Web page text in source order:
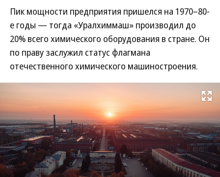
Пик мощности предприятия пришелся на 1970–80-
е годы — тогда «Уралхиммаш» производил до
20% всего химического оборудования в стране. Он
по праву заслужил статус флагмана
отечественного химического машиностроения.
Развернуть